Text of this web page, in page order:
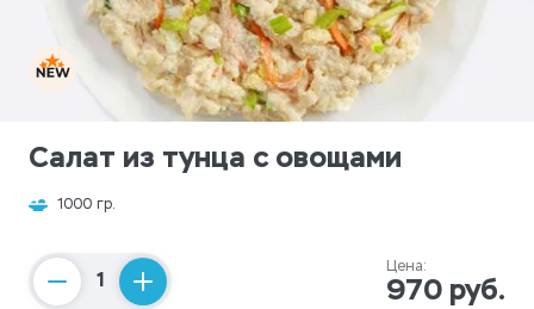
Салат из тунца с овощами
1000 гр.
Counter
Цена:
970 руб.